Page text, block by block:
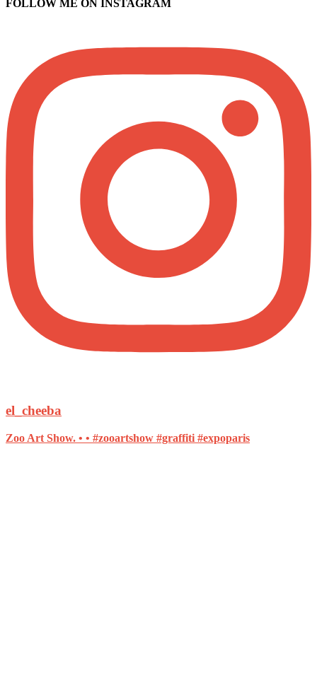
FOLLOW ME ON INSTAGRAM
el_cheeba
Zoo Art Show. • • #zooartshow #graffiti #expoparis